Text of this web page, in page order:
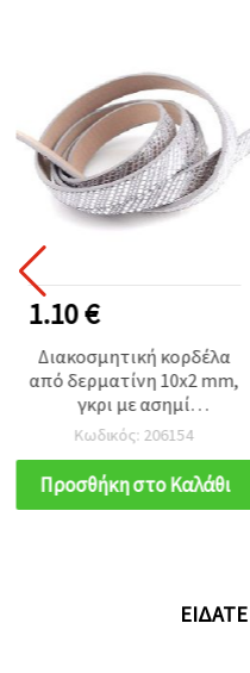
1.10 €
Διακοσμητική κορδέλα
από δερματίνη 10x2 mm,
γκρι με ασημί
λεπτομέρεια - 1,20 μ.
Κωδικός: 206154
Προσθήκη στο Καλάθι